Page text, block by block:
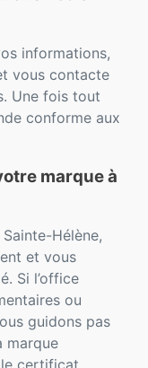
informations,
vous contacte
Une fois tout
conforme aux
marque à
Hélène,
et vous
Si l’office
ou
guidons pas
marque